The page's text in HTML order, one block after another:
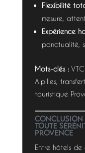
Flexibilité
mesure,
Expérience
ponctualité,
Mots-clés :
Alpilles,
touristique
Conclusion
toute
Provence
Entre hôtels de